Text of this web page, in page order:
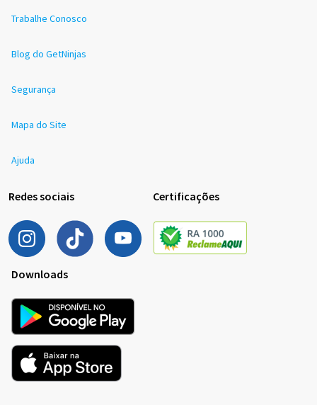
Trabalhe Conosco
Blog do GetNinjas
Segurança
Mapa do Site
Ajuda
Redes sociais Certificações
Downloads